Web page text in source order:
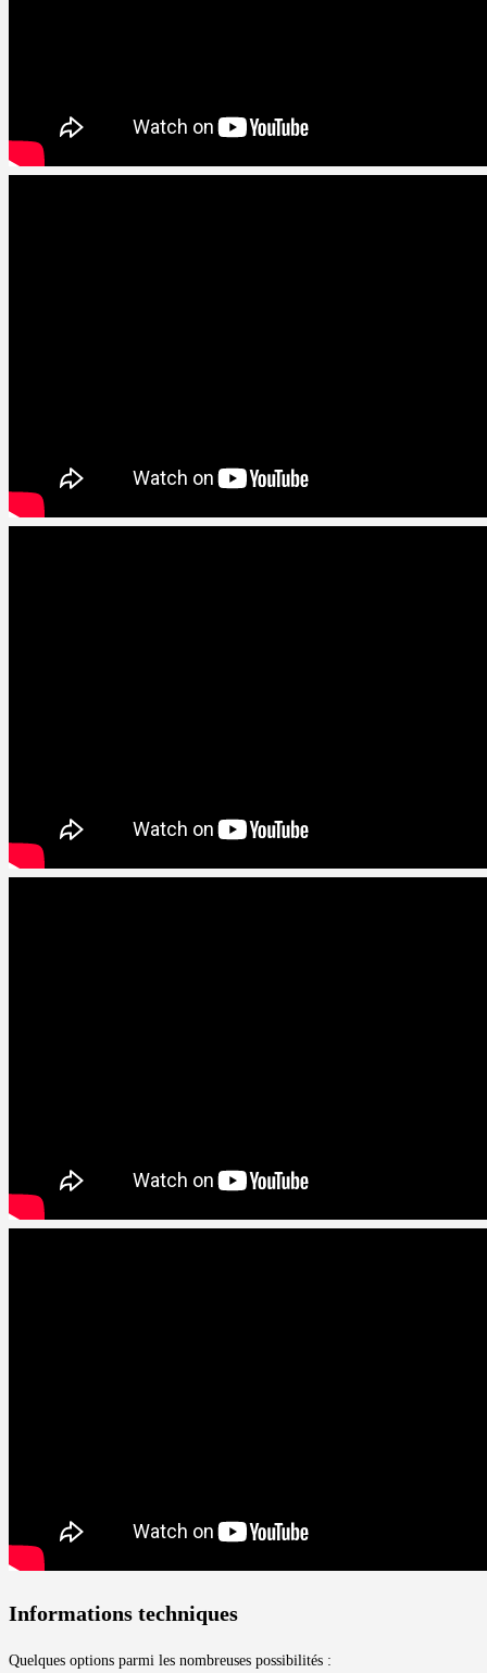
Informations techniques
Quelques options parmi les nombreuses possibilités :